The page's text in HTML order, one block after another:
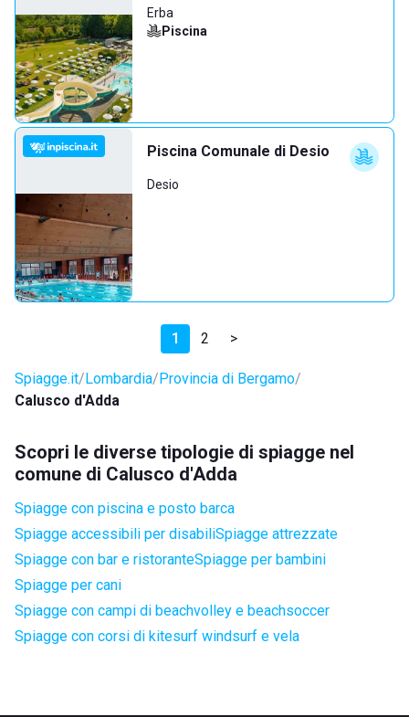
Erba
Piscina
Piscina Comunale di Desio
Desio
1 2 >
Spiagge.it Lombardia Provincia di Bergamo
Calusco d'Adda
Scopri le diverse tipologie di spiagge nel
comune di Calusco d'Adda
Spiagge con piscina e posto barca
Spiagge accessibili per disabiliSpiagge attrezzate
Spiagge con bar e ristoranteSpiagge per bambini
Spiagge per cani
Spiagge con campi di beachvolley e beachsoccer
Spiagge con corsi di kitesurf windsurf e vela